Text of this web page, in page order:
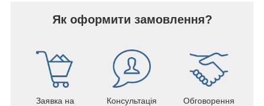
Як оформити замовлення?
Заявка на
Консультація
Обговорення